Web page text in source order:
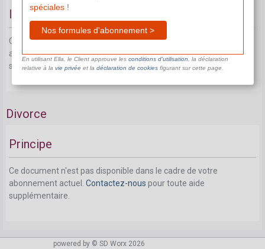
Isolé
Ce document n'est pas disponible dans le cadre de votre
abonnement actuel.Contactez-nouspour toute aide
supplémentaire.
Divorce
Principe
Ce document n'est pas disponible dans le cadre de votre
abonnement actuel. Contactez-nous pour toute aide
supplémentaire.
Occupation à l'étranger
powered by © SD Worx 2026
spéciales!
Nos formules d'abonnement >
En utilisant Ella, le Client approuve les conditions d’utilisation , la déclaration
relative à la vie privéeet la déclaration de cookiesfigurant sur cette page.